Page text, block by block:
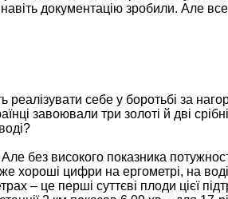
документацію зробили. Але
реалізувати себе у боротьбі за
завоювали три золоті й дві
без високого показника
хороші цифри на ергометрі, на
– це перші суттєві плоди цієї